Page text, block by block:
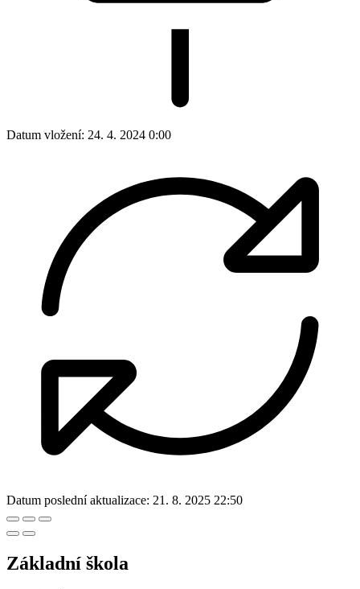
Datum vložení: 24. 4. 2024 0:00
Datum poslední aktualizace: 21. 8. 2025 22:50
Základní škola